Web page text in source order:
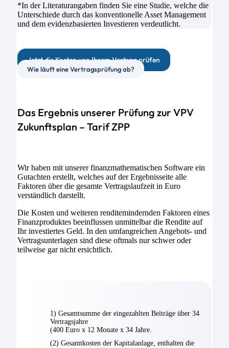
*In der Literaturangaben finden Sie eine Studie, welche die
Unterschiede durch das konventionelle Asset Management
und dem evidenzbasierten Investieren verdeutlicht.
Jetzt die Kosten von Ihrem Vertrag prüfen
Wie läuft eine Vertragsprüfung ab?
Das Ergebnis unserer Prüfung zur VPV
Zukunftsplan – Tarif ZPP
Wir haben mit unserer finanzmathematischen Software ein
Gutachten erstellt, welches auf der Ergebnisseite alle
Faktoren über die gesamte Vertragslaufzeit in Euro
verständlich darstellt.
Die Kosten und weiteren renditemindernden Faktoren eines
Finanzproduktes beeinflussen unmittelbar die Rendite auf
Ihr investiertes Geld. In den umfangreichen Angebots- und
Vertragsunterlagen sind diese oftmals nur schwer oder
teilweise gar nicht ersichtlich.
1) Gesamtsumme der eingezahlten Beiträge über 34
Vertragsjahre
(400 Euro x 12 Monate x 34 Jahre.
(2) Gesamtkosten der Kapitalanlage, enthalten die